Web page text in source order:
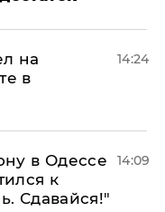
на
в
14:24
в Одессе
к
Сдавайся!"
14:09